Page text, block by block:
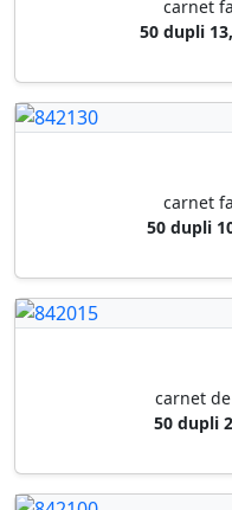
carnet de
10,5
registre